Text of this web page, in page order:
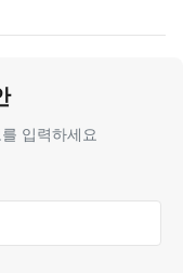
입력하세요